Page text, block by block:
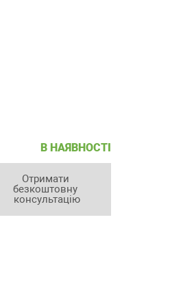
В НАЯВНОСТІ
Отримати
безкоштовну
консультацію